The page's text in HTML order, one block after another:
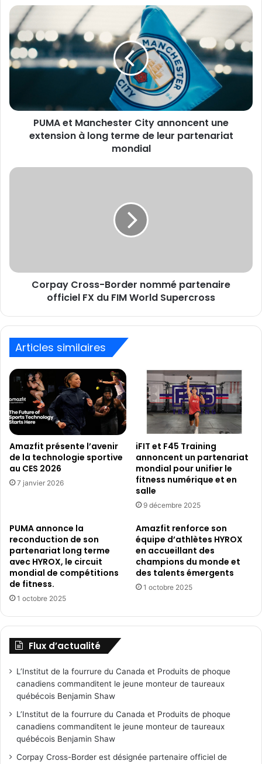
PUMA
Manchester
City
annoncent
une
long
mondial
PUMA et Manchester City annoncent une
extension à long terme de leur partenariat
mondial
Corpay
FIM
Supercross
Corpay Cross-Border nommé partenaire
officiel FX du FIM World Supercross
Articles similaires
Amazfit présente l’avenir
de la technologie sportive
au CES 2026
7 janvier 2026
iFIT et F45 Training
annoncent un partenariat
mondial pour unifier le
fitness numérique et en
salle
9 décembre 2025
PUMA annonce la
reconduction de son
partenariat long terme
avec HYROX, le circuit
mondial de compétitions
de fitness.
1 octobre 2025
Amazfit renforce son
équipe d’athlètes HYROX
en accueillant des
champions du monde et
des talents émergents
1 octobre 2025
Flux d’actualité
L’Institut de la fourrure du Canada et Produits de phoque
canadiens commanditent le jeune monteur de taureaux
québécois Benjamin Shaw
L’Institut de la fourrure du Canada et Produits de phoque
canadiens commanditent le jeune monteur de taureaux
québécois Benjamin Shaw
Corpay Cross-Border est désignée partenaire officiel de